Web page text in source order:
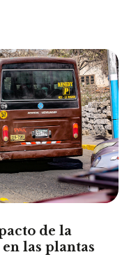
de la
las plantas